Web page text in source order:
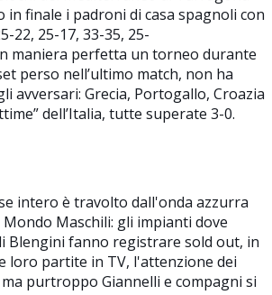
in finale i padroni di casa spagnoli con
22, 25-17, 33-35, 25-
maniera perfetta un torneo durante
perso nell’ultimo match, non ha
avversari: Grecia, Portogallo, Croazia
dell’Italia, tutte superate 3-0.
intero è travolto dall'onda azzurra
Maschili: gli impianti dove
Blengini fanno registrare sold out, in
loro partite in TV, l'attenzione dei
purtroppo Giannelli e compagni si